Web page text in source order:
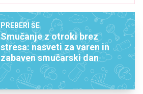
PREBERI ŠE
Smučanje z otroki brez
stresa: nasveti za varen in
zabaven smučarski dan